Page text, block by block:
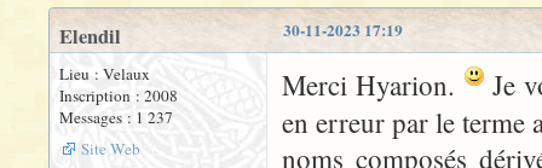
30-11-2023 17:19
Elendil
Lieu : Velaux
Inscription : 2008
Messages : 1 237
Site Web
Merci Hyarion.
Je
en erreur par le terme
noms composés